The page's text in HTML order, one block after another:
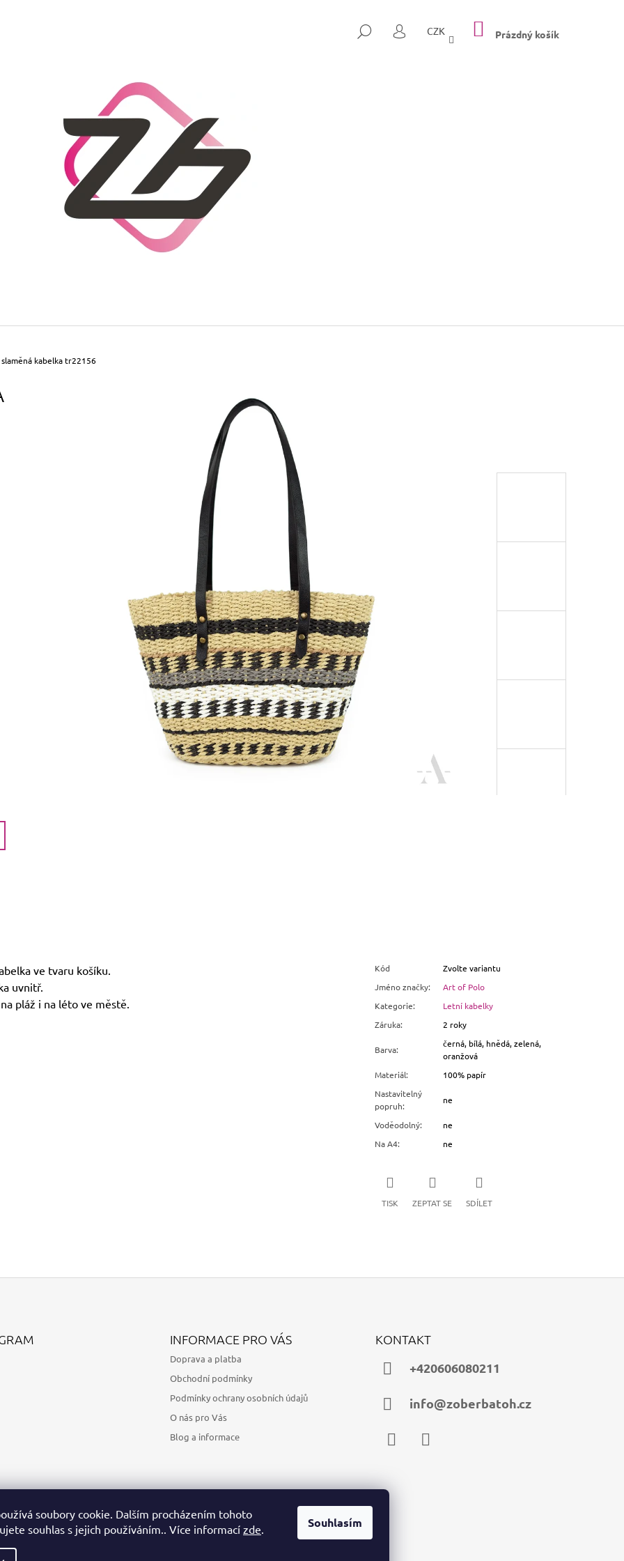
soubory cookie. Dalším procházením tohoto
souhlas s jejich používáním.. Více informací zde. Souhlasím
HLEDAT
PŘIHLÁŠENÍ
CZK NÁKUPNÍ
KOŠÍK
Prázdný košík
kabelka tr22156
ve tvaru košíku.
uvnitř.
pláž i na léto ve městě.
Kód
Zvolte variantu
Jméno značky:
Art of Polo
Kategorie:
Letní kabelky
Záruka: 2 roky
Barva:
černá, bílá, hnědá, zelená,
oranžová
Materiál:
100% papír
Nastavitelný
popruh:
ne
Voděodolný:
ne
Na A4: ne
TISK ZEPTAT SE SDÍLET
HLEDAT
DOPORUČUJEME
Sledovat na Instagramu
INFORMACE PRO VÁS
Doprava a platba
Obchodní podmínky
Podmínky ochrany osobních údajů
O nás pro Vás
Blog a informace
KONTAKT
+420606080211
info@zoberbatoh.cz